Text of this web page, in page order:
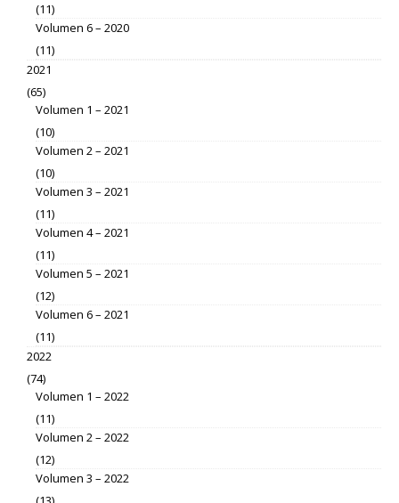
(11)
Volumen 6 – 2020
(11)
2021
(65)
Volumen 1 – 2021
(10)
Volumen 2 – 2021
(10)
Volumen 3 – 2021
(11)
Volumen 4 – 2021
(11)
Volumen 5 – 2021
(12)
Volumen 6 – 2021
(11)
2022
(74)
Volumen 1 – 2022
(11)
Volumen 2 – 2022
(12)
Volumen 3 – 2022